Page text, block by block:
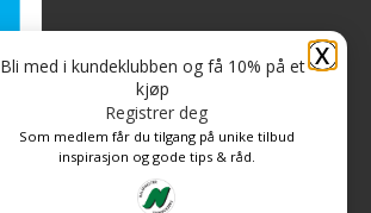
X
Bli med i kundeklubben og få 10% på et
kjøp
Registrer deg
Som medlem får du tilgang på unike tilbud
inspirasjon og gode tips & råd.